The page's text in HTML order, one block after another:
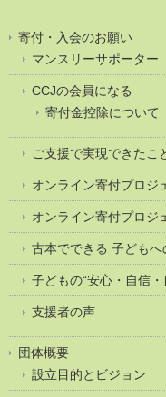
寄付・入会のお願い
マンスリーサポーター
CCJの会員になる
寄付金控除について
ご支援で実現できたこ
オンライン寄付プロジ
オンライン寄付プロジ
古本でできる 子ども
子どもの“安心・自信
支援者の声
団体概要
設立目的とビジョン